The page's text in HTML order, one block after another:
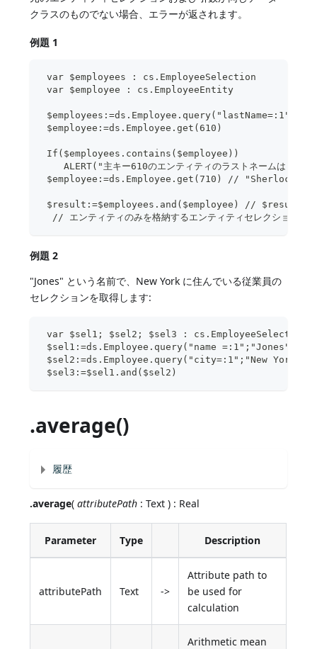
クラスのものでない場合、エラーが返されます。
例題 1
var $employees : cs.EmployeeSelection
var $employee : cs.EmployeeEntity
$employee:=ds.Employee.get(610)
If($employees.contains($employee))
ALERT("主キー610のエンティティのラストネームは
$employee:=ds.Employee.get(710) // "Sherlock
$result:=$employees.and($employee) // $result は
  // エンティティのみを格納するエンティティセレクション。
例題 2
"Jones" という名前で、New York に住んでいる従業員の
セレクションを取得します:
var $sel1; $sel2; $sel3 : cs.EmployeeSelection
$sel1:=ds.Employee.query("name =:1";"Jones")
$sel2:=ds.Employee.query("city=:1";"New York")
$sel3:=$sel1.and($sel2)
.average()
履歴
.average(attributePath : Text ) : Real
Parameter Type Description
attributePath Text ->
Attribute path to
be used for
calculation
Arithmetic mean